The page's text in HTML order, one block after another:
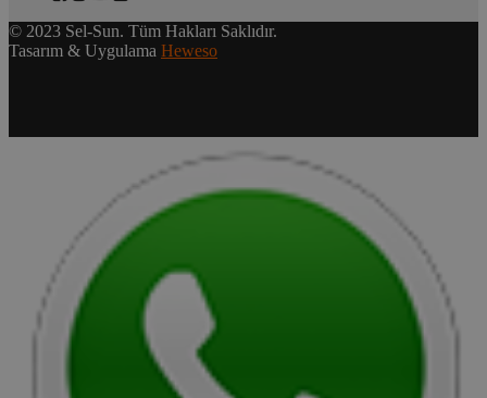
© 2023 Sel-Sun. Tüm Hakları Saklıdır.
Tasarım & Uygulama Heweso